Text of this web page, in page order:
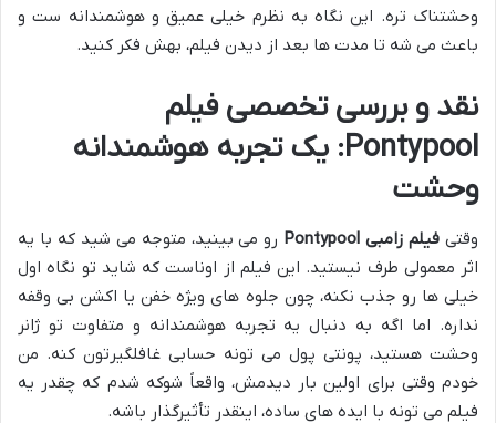
وحشتناک تره. این نگاه به نظرم خیلی عمیق و هوشمندانه ست و
باعث می شه تا مدت ها بعد از دیدن فیلم، بهش فکر کنید.
نقد و بررسی تخصصی فیلم
Pontypool: یک تجربه هوشمندانه
وحشت
وقتی فیلم زامبی Pontypool
رو می بینید، متوجه می شید که با یه
اثر معمولی طرف نیستید. این فیلم از اوناست که شاید تو نگاه اول
خیلی ها رو جذب نکنه، چون جلوه های ویژه خفن یا اکشن بی وقفه
نداره. اما اگه به دنبال یه تجربه هوشمندانه و متفاوت تو ژانر
وحشت هستید، پونتی پول می تونه حسابی غافلگیرتون کنه. من
خودم وقتی برای اولین بار دیدمش، واقعاً شوکه شدم که چقدر یه
فیلم می تونه با ایده های ساده، اینقدر تأثیرگذار باشه.